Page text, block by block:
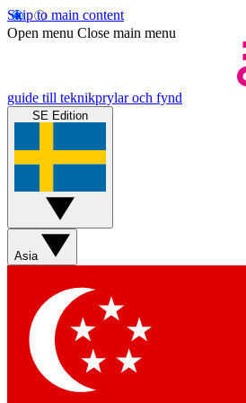
Skip to main content
Open menu Close main menu
guide till teknikprylar och fynd
SE Edition
Asia